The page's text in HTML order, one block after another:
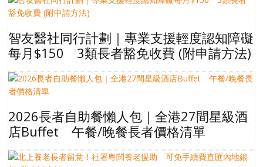
智友醫社同行計劃｜專業支援輕度認知障礙
每月$150 3類長者豁免收費 (附申請方法)
2026長者自助餐懶人包｜全港27間星級酒
店Buffet 午餐/晚餐長者價格清單